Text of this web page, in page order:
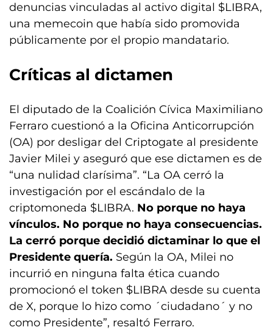
denuncias vinculadas al activo digital $LIBRA,
una memecoin que había sido promovida
públicamente por el propio mandatario.
Críticas al dictamen
El diputado de la Coalición Cívica Maximiliano
Ferraro cuestionó a la Oficina Anticorrupción
(OA) por desligar del Criptogate al presidente
Javier Milei y aseguró que ese dictamen es de
“una nulidad clarísima”. “La OA cerró la
investigación por el escándalo de la
criptomoneda $LIBRA. No porque no haya
vínculos. No porque no haya consecuencias.
La cerró porque decidió dictaminar lo que el
Presidente quería. Según la OA, Milei no
incurrió en ninguna falta ética cuando
promocionó el token $LIBRA desde su cuenta
de X, porque lo hizo como ´ciudadano´ y no
como Presidente”, resaltó Ferraro.